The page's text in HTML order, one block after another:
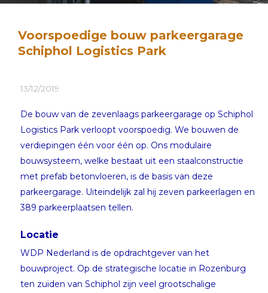
Voorspoedige bouw parkeergarage
Schiphol Logistics Park
13/12/2019
De bouw van de zevenlaags parkeergarage op Schiphol
Logistics Park verloopt voorspoedig. We bouwen de
verdiepingen één voor één op. Ons modulaire
bouwsysteem, welke bestaat uit een staalconstructie
met prefab betonvloeren, is de basis van deze
parkeergarage. Uiteindelijk zal hij zeven parkeerlagen en
389 parkeerplaatsen tellen.
Locatie
WDP Nederland is de opdrachtgever van het
bouwproject. Op de strategische locatie in Rozenburg
ten zuiden van Schiphol zijn veel grootschalige